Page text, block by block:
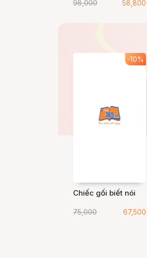
98,000 58,800
-10%
Chiếc gối biết nói
75,000 67,500